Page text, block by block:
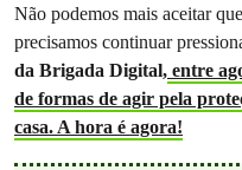
Não podemos mais aceitar
precisamos continuar
da Brigada Digital, entre
de formas de agir pela
casa. A hora é agora!